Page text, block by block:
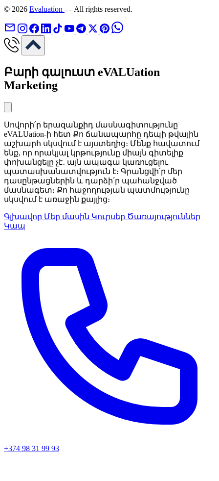
© 2026 Evaluation — All rights reserved.
Բարի գալուստ eVALUation
Marketing
Սովորի՛ր երազանքիդ մասնագիտությունը
eVALUation-ի հետ Քո ճանապարհը դեպի թվային
աշխարհ սկսվում է այստեղից։ Մենք հավատում
ենք, որ որակյալ կրթությունը միայն գիտելիք
փոխանցելը չէ․ այն ապագա կառուցելու
պատասխանատվություն է։ Գրանցվի՛ր մեր
դասընթացներին և դարձի՛ր պահանջված
մասնագետ։ Քո հաջողության պատմությունը
սկսվում է առաջին քայլից։
Գլխավոր Մեր մասին Կուրսեր Ծառայություններ
Կապ
+374 98 31 99 93